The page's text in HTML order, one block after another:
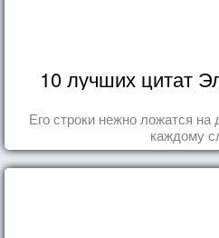
10 лучших цитат
Его строки нежно ложатся
каждому